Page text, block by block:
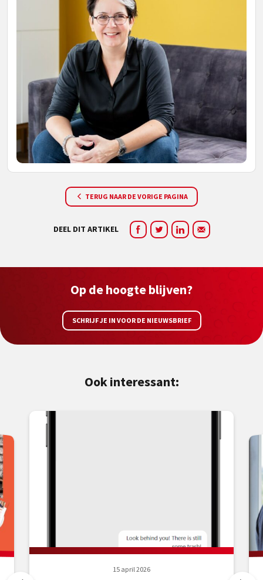
TERUG NAAR DE VORIGE PAGINA
DEEL DIT ARTIKEL
Op de hoogte blijven?
SCHRIJF JE IN VOOR DE NIEUWSBRIEF
Ook interessant:
15 april 2026